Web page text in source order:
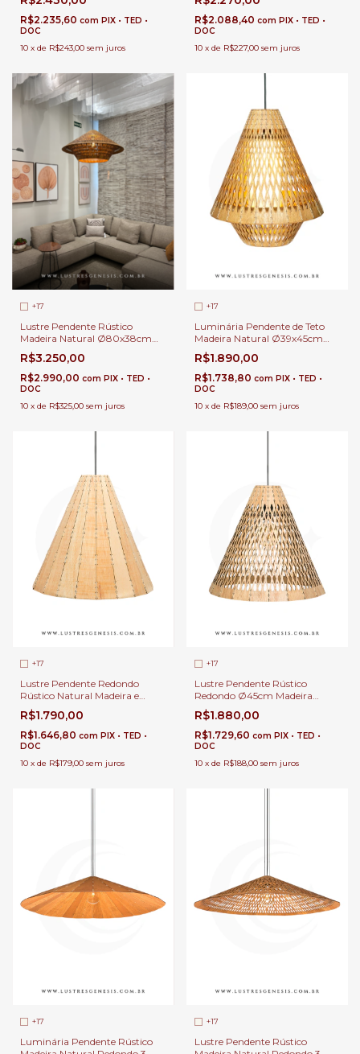
de Estar e Jantar | Linha
Carimbó
R$2.235,60 com PIX • TED •
DOC
10 x de R$243,00 sem juros
Jantar e Estar | Linha Carimbó
R$2.088,40 com PIX • TED •
DOC
10 x de R$227,00 sem juros
+17
Lustre Pendente Rústico
Madeira Natural Ø80x38cm
Tecido Bege 1 Lâmpada Para
Sala de Estar e Jantar | Linha
Carimbó
R$3.250,00
R$2.990,00 com PIX • TED •
DOC
10 x de R$325,00 sem juros
+17
Luminária Pendente de Teto
Madeira Natural Ø39x45cm
Cúpula Tecido Bege Lâmpada
E-27 Para Sala de Jantar |
Linha Carimbó
R$1.890,00
R$1.738,80 com PIX • TED •
DOC
10 x de R$189,00 sem juros
+17
Lustre Pendente Redondo
Rústico Natural Madeira e
Tecido Bege Ø45x41cm e 1x E-
27 Para Mesa de Jantar | Linha
Carimbó
R$1.790,00
R$1.646,80 com PIX • TED •
DOC
10 x de R$179,00 sem juros
+17
Lustre Pendente Rústico
Redondo Ø45cm Madeira
Natural 1x E-27 Cúpula Bege
Para Sala de Estar e Jantar |
Linha Carimbó
R$1.880,00
R$1.729,60 com PIX • TED •
DOC
10 x de R$188,00 sem juros
+17
Luminária Pendente Rústico
+17
Lustre Pendente Rústico